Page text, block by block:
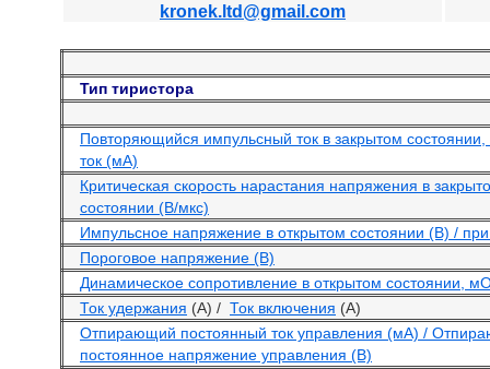
kronek.ltd@gmail.com
Тип тиристора
Повторяющийся импульсный ток в закрытом
ток (мА)
Критическая скорость нарастания напряжения в
состоянии (В/мкс)
Импульсное напряжение в открытом состоянии (В) /
Пороговое напряжение (В)
Динамическое сопротивление в открытом состоянии,
Ток удержания (А) / Ток включения (А)
Отпирающий постоянный ток управления (мА) /
постоянное напряжение управления (В)